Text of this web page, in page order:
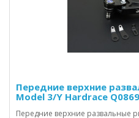
Передние верхние
Model 3/Y Hardrace Q0869
Передние верхние развальные